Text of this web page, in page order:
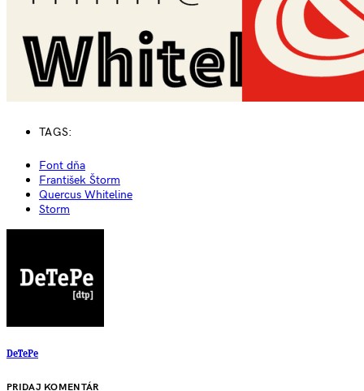
TAGS:
Font dňa
František Štorm
Quercus Whiteline
Storm
DeTePe
PRIDAJ KOMENTÁR